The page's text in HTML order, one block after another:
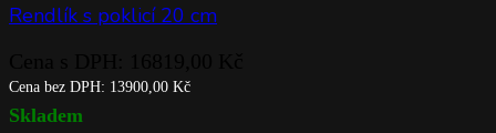
Rendlík s poklicí 20 cm
Cena bez DPH: 13900,00 Kč
Skladem